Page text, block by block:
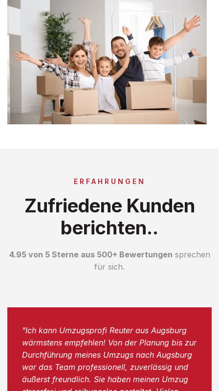
ERFAHRUNGEN
Zufriedene Kunden
berichten..
4.95 von 5 Sterne aus 500+ Bewertungen sprechen
für sich.
"Ich kann Umzugsprofi Reuter aus Augsburg
wärmstens empfehlen! Von der Planung bis zur
Durchführung meines Umzugs nach Augsburg
war das Team professionell, zuverlässig und
äußerst freundlich. Sie haben meinen Umzug